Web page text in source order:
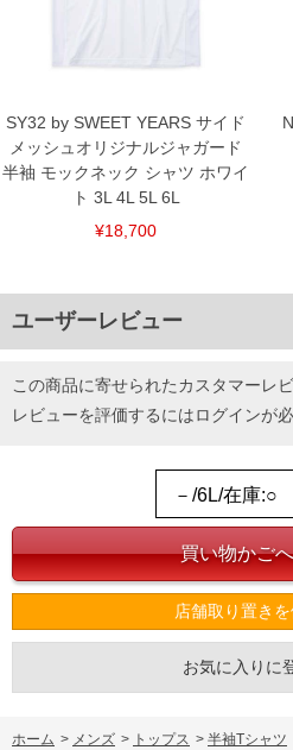
SY32 by SWEET YEARS サイド
メッシュオリジナルジャガード
半袖 モックネック シャツ ホワイ
ト 3L 4L 5L 6L
¥18,700
ユーザーレビュー
この商品に寄せられたカスタマーレ
レビューを評価するにはログインが
店舗取り置き
お気に入りに
ホーム > メンズ > トップス > 半袖Tシャツ